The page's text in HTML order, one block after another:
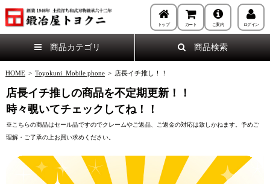
トップ カート ご案内 ログイン
商品カテゴリ 商品検索
HOME > Toyokuni_Mobile phone > 店長イチ推し！！
店長イチ推しの商品を不定期更新！！
時々覗いてチェックしてね！！
※こちらの商品はセール品ですのでクレームやご返品、ご返金の対応は致しかねます。予めご
理解・ご了承の上お買い求めください。